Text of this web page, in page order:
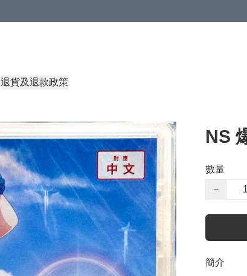
退貨及退款政策
NS
數量
−
簡介